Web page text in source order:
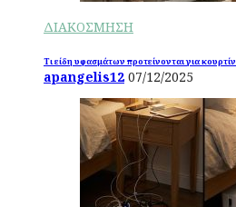
ΔΙΑΚΟΣΜΗΣΗ
Τι είδη υφασμάτων προτείνονται για
apangelis12 07/12/2025